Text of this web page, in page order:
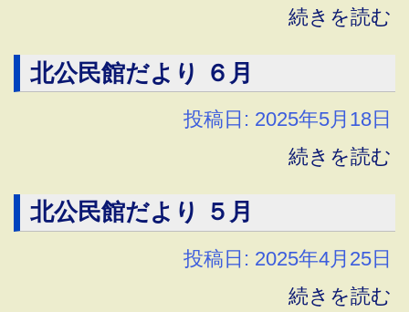
続きを読む
北公民館だより ６月
投稿日: 2025年5月18日
続きを読む
北公民館だより ５月
投稿日: 2025年4月25日
続きを読む